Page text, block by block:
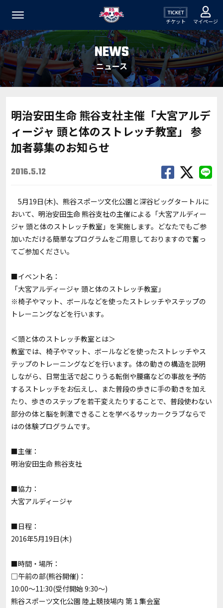
チケット マイページ
NEWS
ニュース
明治安田生命 熊谷支社主催「大宮アルデ
ィージャ 頭と体のストレッチ教室」 参
加者募集のお知らせ
2016.5.12
5月19日(木)、熊谷スポーツ文化公園と深谷ビッグタートルに
おいて、明治安田生命 熊谷支社の主催による「大宮アルディー
ジャ 頭と体のストレッチ教室」を実施します。どなたでもご参
加いただける簡単なプログラムをご用意しておりますので奮っ
てご参加ください。
■イベント名：
「大宮アルディージャ 頭と体のストレッチ教室」
※椅子やマット、ボールなどを使ったストレッチやステップの
トレーニングなどを行います。
＜頭と体のストレッチ教室とは＞
教室では、椅子やマット、ボールなどを使ったストレッチやス
テップのトレーニングなどを行います。体の動きの構造を説明
しながら、日常生活で起こりうる転倒や腰痛などの事故を予防
するストレッチをお伝えし、また普段の歩きに手の動きを加え
たり、歩きのステップを若干変えたりすることで、普段使わない
部分の体と脳を刺激できることを学べるサッカークラブならで
はの体験プログラムです。
■主催：
明治安田生命 熊谷支社
■協力：
大宮アルディージャ
■日程：
2016年5月19日(木)
■時間・場所：
□午前の部(熊谷開催)：
10:00～11:30(受付開始 9:30～)
熊谷スポーツ文化公園 陸上競技場内 第１集会室